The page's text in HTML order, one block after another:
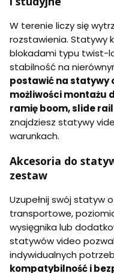
W terenie liczy się
rozstawienia. Statywy
blokadami typu twist-
stabilność na
postawić na statywy
możliwości montażu
ramię boom, slide
znajdziesz statywy
warunkach.
Akcesoria do
zestaw
Uzupełnij swój statyw
transportowe,
wysięgnika lub
statywów video
indywidualnych
kompatybilność i